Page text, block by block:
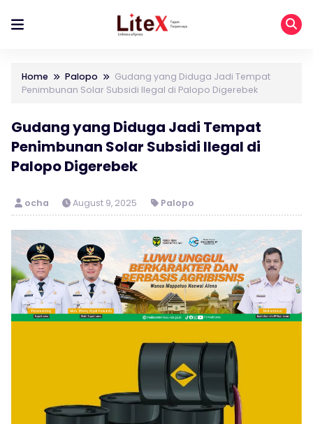
Home Palopo
Gudang yang Diduga Jadi Tempat
Penimbunan Solar Subsidi Ilegal di Palopo Digerebek
Gudang yang Diduga Jadi Tempat
Penimbunan Solar Subsidi Ilegal di
Palopo Digerebek
ocha August 9, 2025 Palopo